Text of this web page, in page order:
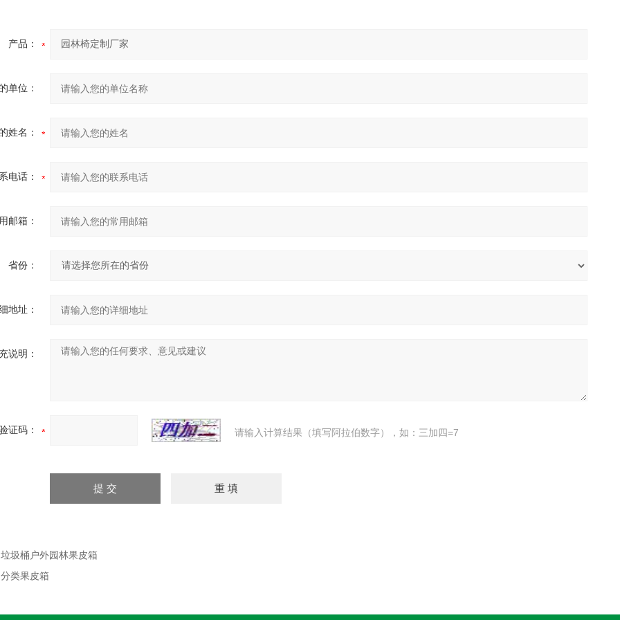
产品：
单位：
姓名：
电话：
邮箱：
省份：
地址：
说明：
证码： 请输入计算结果（填写阿拉伯数字），如：三加四=7
垃圾桶户外园林果皮箱
分类果皮箱